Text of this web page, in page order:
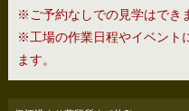
※ご予約なしでの見学はでき
※工場の作業日程やイベント
ます。